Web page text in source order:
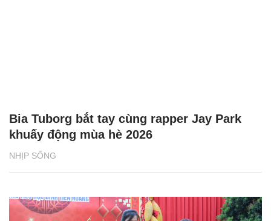
NHỊP SỐNG
Bia Tuborg bắt tay cùng rapper Jay Park
khuấy động mùa hè 2026